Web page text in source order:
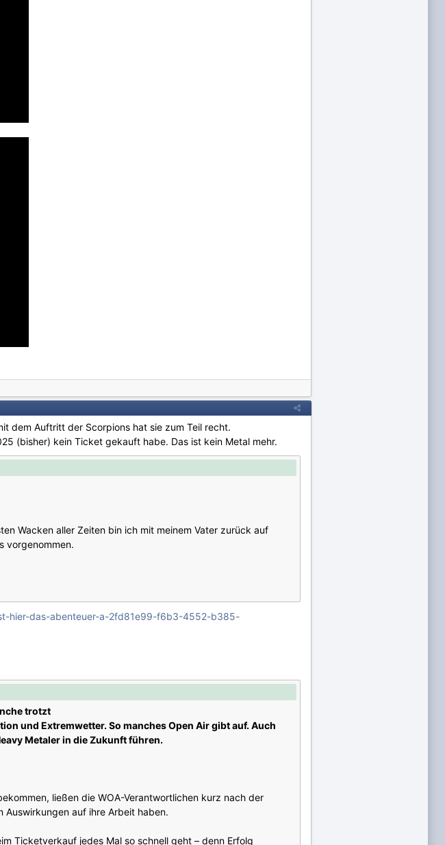
dem Auftritt der Scorpions hat sie zum Teil recht.
(bisher) kein Ticket gekauft habe. Das ist kein Metal mehr.
Wacken aller Zeiten bin ich mit meinem Vater zurück auf
vorgenommen.
hier-das-abenteuer-a-2fd81e99-f6b3-4552-b385-
trotzt
und Extremwetter. So manches Open Air gibt auf. Auch
Metaler in die Zukunft führen.
ließen die WOA-Verantwortlichen kurz nach der
Auswirkungen auf ihre Arbeit haben.
Ticketverkauf jedes Mal so schnell geht – denn Erfolg